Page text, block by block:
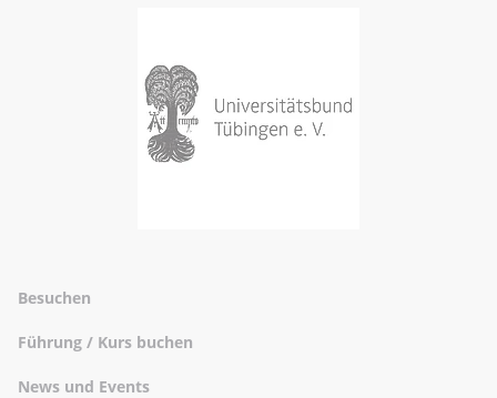
Besuchen
Führung / Kurs buchen
News und Events